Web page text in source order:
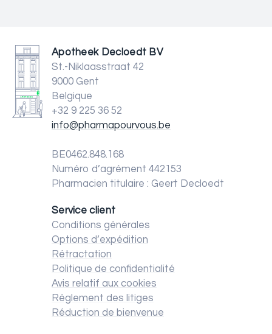
Apotheek Decloedt BV
St.-Niklaasstraat 42
9000 Gent
Belgique
+32 9 225 36 52
info@pharmapourvous.be
BE0462.848.168
Numéro d’agrément 442153
Pharmacien titulaire : Geert Decloedt
Service client
Conditions générales
Options d’expédition
Rétractation
Politique de confidentialité
Avis relatif aux cookies
Règlement des litiges
Réduction de bienvenue